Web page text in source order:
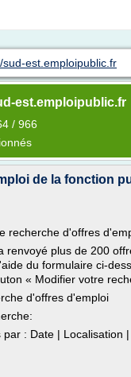
sud-est.emploipublic.fr
est.emploipublic.fr
/ 966
de la fonction
recherche d'offres
renvoyé plus de 200
du formulaire ci-
« Modifier votre
d'offres d'emploi
par : Date | Localisation